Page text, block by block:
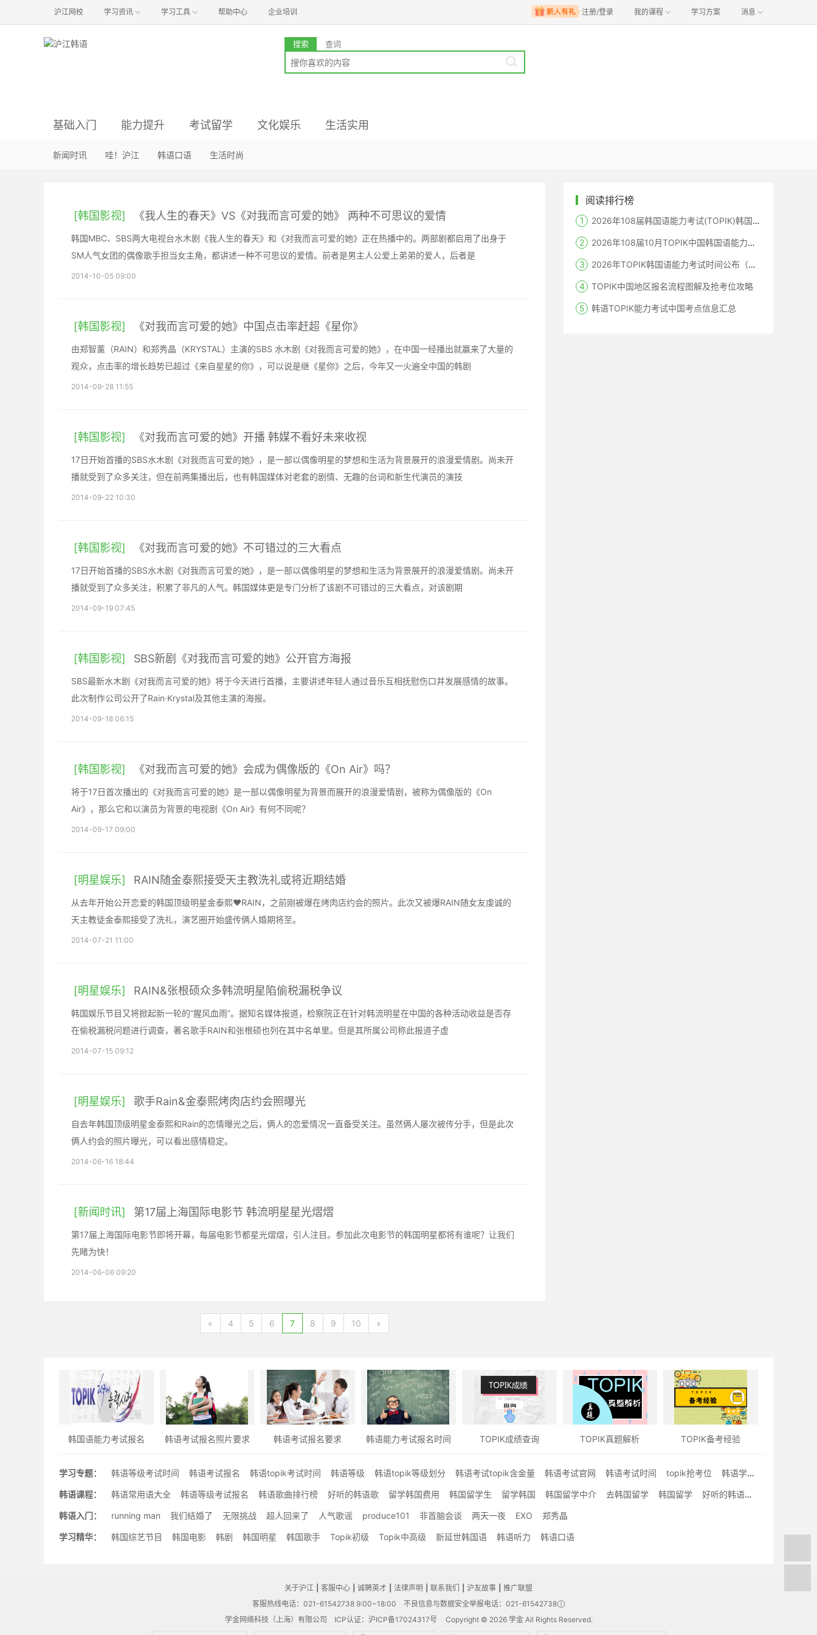
沪江网校 学习资讯 学习工具 帮助中心 企业培训 注册/登录 我的课程 学习方案 消息
搜索 查词
基础入门 能力提升 考试留学 文化娱乐 生活实用
韩语语音 韩语入门 方法经验 词汇句型
语法辨析 韩语阅读 韩语听力 职场韩语
资讯与经验 真题解析 初级备考 中级备考
韩国影视 韩国音乐 明星娱乐 韩国旅游
新闻时讯 哇！沪江 韩语口语 生活时尚
[韩国影视] 《我人生的春天》VS《对我而言可爱的她》 两种不可思议的爱情
韩国MBC、SBS两大电视台水木剧《我人生的春天》和《对我而言可爱的她》正在热播中的。两部剧都启用了出身于
SM人气女团的偶像歌手担当女主角，都讲述一种不可思议的爱情。前者是男主人公爱上弟弟的爱人，后者是
2014-10-05 09:00
[韩国影视] 《对我而言可爱的她》中国点击率赶超《星你》
由郑智薰（RAIN）和郑秀晶（KRYSTAL）主演的SBS 水木剧《对我而言可爱的她》，在中国一经播出就赢来了大量的
观众，点击率的增长趋势已超过《来自星星的你》，可以说是继《星你》之后，今年又一火遍全中国的韩剧
2014-09-28 11:55
[韩国影视] 《对我而言可爱的她》开播 韩媒不看好未来收视
17日开始首播的SBS水木剧《对我而言可爱的她》，是一部以偶像明星的梦想和生活为背景展开的浪漫爱情剧。尚未开
播就受到了众多关注，但在前两集播出后，也有韩国媒体对老套的剧情、无趣的台词和新生代演员的演技
2014-09-22 10:30
[韩国影视] 《对我而言可爱的她》不可错过的三大看点
17日开始首播的SBS水木剧《对我而言可爱的她》，是一部以偶像明星的梦想和生活为背景展开的浪漫爱情剧。尚未开
播就受到了众多关注，积累了非凡的人气。韩国媒体更是专门分析了该剧不可错过的三大看点，对该剧期
2014-09-19 07:45
[韩国影视] SBS新剧《对我而言可爱的她》公开官方海报
SBS最新水木剧《对我而言可爱的她》将于今天进行首播，主要讲述年轻人通过音乐互相抚慰伤口并发展感情的故事。
此次制作公司公开了Rain·Krystal及其他主演的海报。
2014-09-18 06:15
[韩国影视] 《对我而言可爱的她》会成为偶像版的《On Air》吗？
将于17日首次播出的《对我而言可爱的她》是一部以偶像明星为背景而展开的浪漫爱情剧，被称为偶像版的《On
Air》，那么它和以演员为背景的电视剧《On Air》有何不同呢？
2014-09-17 09:00
[明星娱乐] RAIN随金泰熙接受天主教洗礼或将近期结婚
从去年开始公开恋爱的韩国顶级明星金泰熙❤RAIN，之前刚被爆在烤肉店约会的照片。此次又被爆RAIN随女友虔诚的
天主教徒金泰熙接受了洗礼，演艺圈开始盛传俩人婚期将至。
2014-07-21 11:00
[明星娱乐] RAIN&张根硕众多韩流明星陷偷税漏税争议
韩国娱乐节目又将掀起新一轮的“腥风血雨”。据知名媒体报道，检察院正在针对韩流明星在中国的各种活动收益是否存
在偷税漏税问题进行调查，著名歌手RAIN和张根硕也列在其中名单里。但是其所属公司称此报道子虚
2014-07-15 09:12
[明星娱乐] 歌手Rain&金泰熙烤肉店约会照曝光
自去年韩国顶级明星金泰熙和Rain的恋情曝光之后，俩人的恋爱情况一直备受关注。虽然俩人屡次被传分手，但是此次
俩人约会的照片曝光，可以看出感情稳定。
2014-06-16 18:44
[新闻时讯] 第17届上海国际电影节 韩流明星星光熠熠
第17届上海国际电影节即将开幕，每届电影节都星光熠熠，引人注目。参加此次电影节的韩国明星都将有谁呢？让我们
先睹为快！
2014-06-06 09:20
« 4 5 6 7 8 9 10 »
阅读排行榜
2026年108届韩国语能力考试(TOPIK)韩国报名时间
2026年108届10月TOPIK中国韩国语能力考试报名时间考点
2026年TOPIK韩国语能力考试时间公布（笔试+机考+口语）
TOPIK中国地区报名流程图解及抢考位攻略
韩语TOPIK能力考试中国考点信息汇总
韩国语能力考试报名 韩语考试报名照片要求 韩语考试报名要求 韩语能力考试报名时间 TOPIK成绩查询 TOPIK真题解析 TOPIK备考经验
学习专题： 韩语等级考试时间 韩语考试报名 韩语topik考试时间 韩语等级 韩语topik等级划分 韩语考试topik含金量 韩语考试官网 韩语考试时间 topik抢考位 韩语学习经验文
韩语课程： 韩语常用语大全 韩语等级考试报名 韩语歌曲排行榜 好听的韩语歌 留学韩国费用 韩国留学生 留学韩国 韩国留学中介 去韩国留学 韩国留学 好听的韩语歌曲
韩语入门： running man 我们结婚了 无限挑战 超人回来了 人气歌谣 produce101 非首脑会谈 两天一夜 EXO 郑秀晶
学习精华： 韩国综艺节目 韩国电影 韩剧 韩国明星 韩国歌手 Topik初级 Topik中高级 新延世韩国语 韩语听力 韩语口语
关于沪江 客服中心 诚聘英才 法律声明 联系我们 沪友故事
推广联盟
客服热线电话：021-61542738 9:00~18:00
不良信息与数据安全举报电话：021-61542738
学金网络科技（上海）有限公司 ICP认证：沪ICP备17024317号 Copyright © 2026 学金 All Rights Reserved.